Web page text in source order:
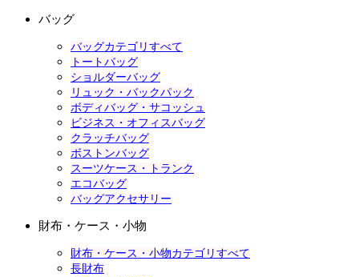
バッグ
バッグカテゴリすべて
トートバッグ
ショルダーバッグ
リュック・バックパック
ボディバッグ・サコッシュ
ビジネス・オフィスバッグ
クラッチバッグ
ボストンバッグ
スーツケース・トランク
エコバッグ
バッグアクセサリー
財布・ケース・小物
財布・ケース・小物カテゴリすべて
長財布